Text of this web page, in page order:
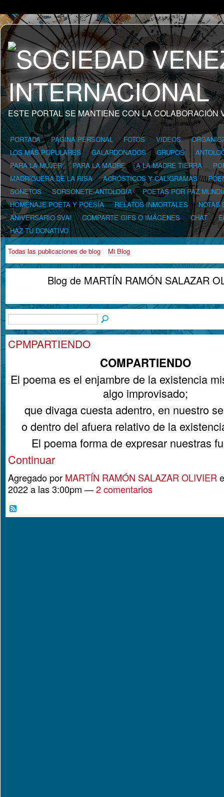
ESTE PORTAL SE MANTIENE CON LA COLABORACIÓN
PORTADA PÁGINA PERSONAL FOTOS VIDEOS
LOS MÁS POPULARES
GALARDONADOS GRUPOS
PARA LA MUJER
PARA LA MADRE A LA MADRE TIERRA
MADRIGUERA DE LA RISA
ACRÓSTICOS Y CALIGRAMAS
SONETOS
SORSONETE-ANTOLOGÍA
POETAS POR PAZ
HOMENAJE POETA Y POESÍA
RELATOS INMORTALES
NOTAS
ANIVERSARIO SVAI
COMPARTE GIFS O IMÁGENES CHAT
HAZ TU DONATIVO
Todas las publicaciones de blog Mi Blog
Blog de MARTÍN RAMÓN SALAZAR
CPMPARTIENDO
COMPARTIENDO
El poema es el enjambre de la existencia
algo improvisado;
que divaga cuesta adentro, en nuestro
o dentro del afuera relativo de la
El poema forma de expresar nuestras
Continuar
Agregado por MARTÍN RAMÓN SALAZAR OLIVIER
2022 a las 3:00pm —2 comentarios